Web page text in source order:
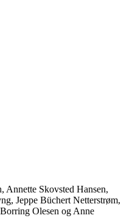
Skovsted Hansen,
Jeppe Büchert Netterstrøm,
Olesen og Anne